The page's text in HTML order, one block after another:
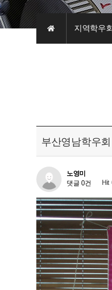
지역학우회
부산영남학우
노영미
댓글 0건
Hit